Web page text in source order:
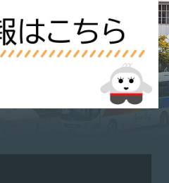
小禄駅
小禄駅
小禄駅